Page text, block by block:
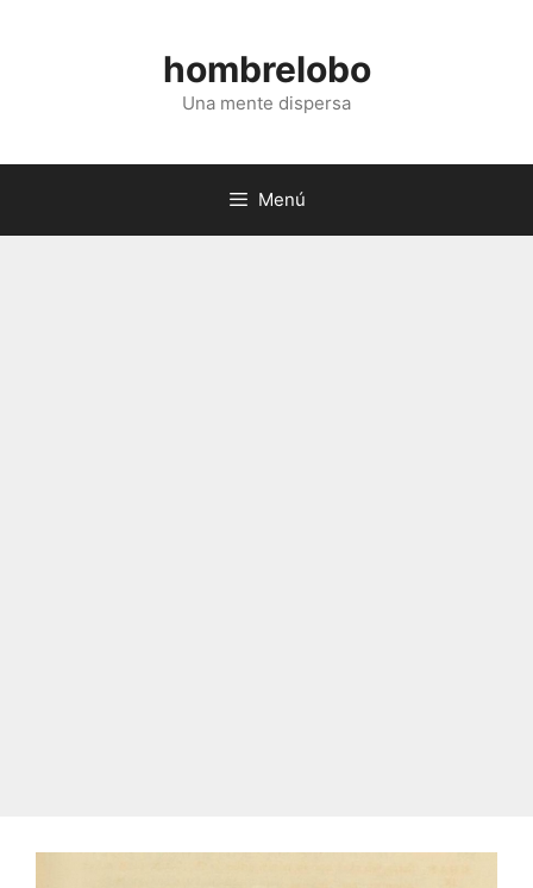
hombrelobo
Una mente dispersa
Menú